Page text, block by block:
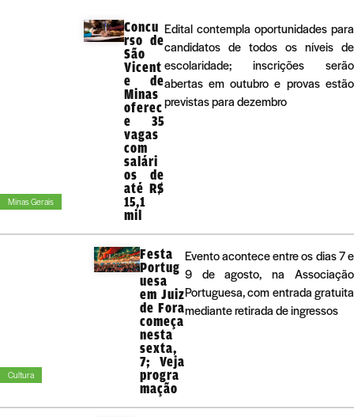
Minas Gerais
Concu
rso de
São
Vicent
e de
Minas
oferec
e 35
vagas
com
salári
os de
até R$
15,1
mil
Edital contempla oportunidades para
candidatos de todos os níveis de
escolaridade; inscrições serão
abertas em outubro e provas estão
previstas para dezembro
Cultura
Festa
Portug
uesa
em Juiz
de Fora
começa
nesta
sexta,
7; Veja
progra
mação
Evento acontece entre os dias 7 e
9 de agosto, na Associação
Portuguesa, com entrada gratuita
mediante retirada de ingressos